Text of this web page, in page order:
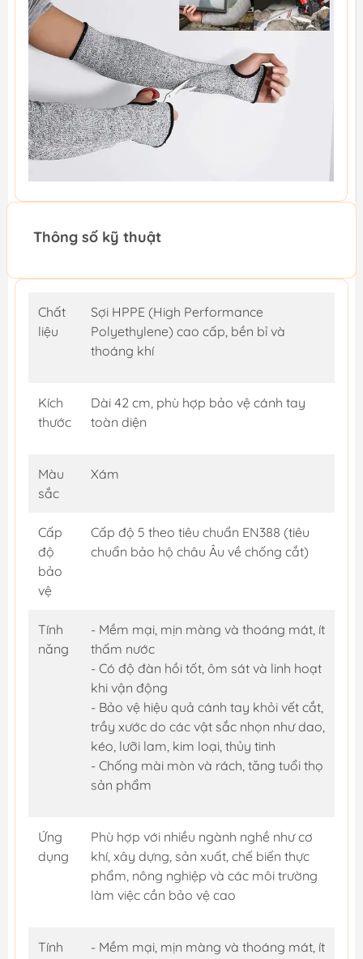
Thông số kỹ thuật
Chất
liệu
Sợi HPPE (High Performance
Polyethylene) cao cấp, bền bỉ và
thoáng khí
Kích
thước
Dài 42 cm, phù hợp bảo vệ cánh tay
toàn diện
Màu
sắc
Xám
Cấp
độ
bảo
vệ
Cấp độ 5 theo tiêu chuẩn EN388 (tiêu
chuẩn bảo hộ châu Âu về chống cắt)
Tính
năng
- Mềm mại, mịn màng và thoáng mát, ít
thấm nước
- Có độ đàn hồi tốt, ôm sát và linh hoạt
khi vận động
- Bảo vệ hiệu quả cánh tay khỏi vết cắt,
trầy xước do các vật sắc nhọn như dao,
kéo, lưỡi lam, kim loại, thủy tinh
- Chống mài mòn và rách, tăng tuổi thọ
sản phẩm
Ứng
dụng
Phù hợp với nhiều ngành nghề như cơ
khí, xây dựng, sản xuất, chế biến thực
phẩm, nông nghiệp và các môi trường
làm việc cần bảo vệ cao
Tính
- Mềm mại, mịn màng và thoáng mát, ít